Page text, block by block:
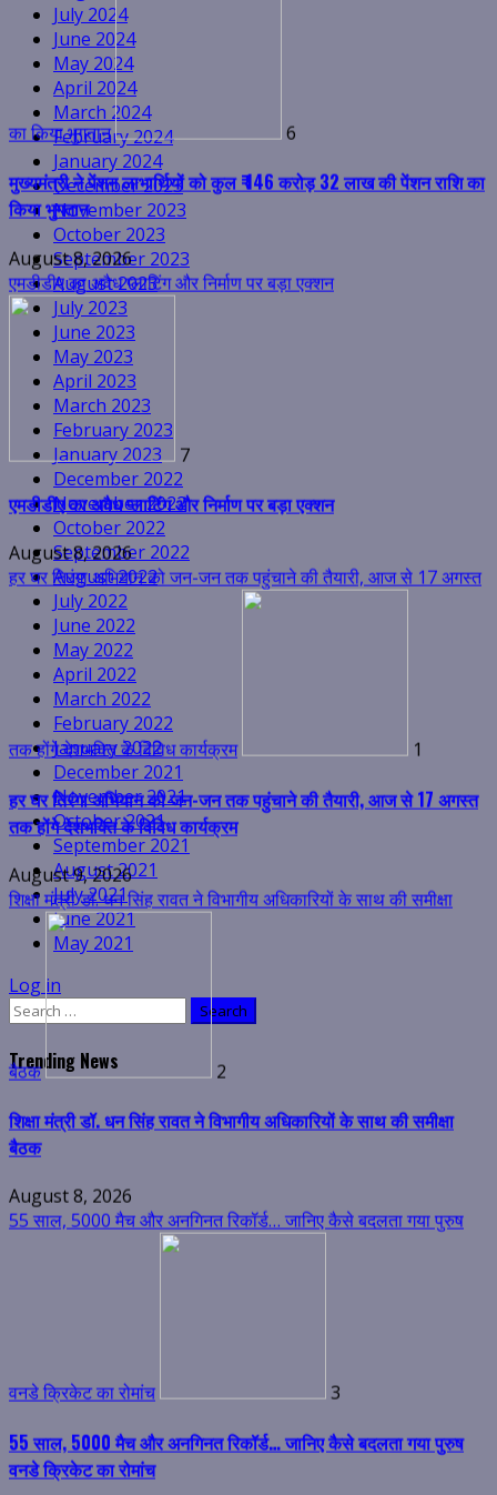
July 2024
June 2024
May 2024
April 2024
March 2024
February 2024
January 2024
December 2023
November 2023
October 2023
September 2023
August 2023
July 2023
June 2023
May 2023
April 2023
March 2023
February 2023
January 2023
December 2022
November 2022
October 2022
September 2022
August 2022
July 2022
June 2022
May 2022
April 2022
March 2022
February 2022
January 2022
December 2021
November 2021
October 2021
September 2021
August 2021
July 2021
June 2021
May 2021
Log in
Search
Trending News
मुख्यमंत्री ने पेंशन लाभार्थियों को कुल ₹ 146 करोड़ 32 लाख की पेंशन राशि का
किया भुगतान
August 8, 2026
एमडीडीए का अवैध प्लाटिंग और निर्माण पर बड़ा एक्शन
एमडीडीए का अवैध प्लाटिंग और निर्माण पर बड़ा एक्शन
August 8, 2026
हर घर तिरंगा अभियान को जन-जन तक पहुंचाने की तैयारी, आज से 17 अगस्त
तक होंगे देशभक्ति के विविध कार्यक्रम
हर घर तिरंगा अभियान को जन-जन तक पहुंचाने की तैयारी, आज से 17 अगस्त
तक होंगे देशभक्ति के विविध कार्यक्रम
August 9, 2026
शिक्षा मंत्री डॉ. धन सिंह रावत ने विभागीय अधिकारियों के साथ की समीक्षा
बैठक
शिक्षा मंत्री डॉ. धन सिंह रावत ने विभागीय अधिकारियों के साथ की समीक्षा
बैठक
August 8, 2026
55 साल, 5000 मैच और अनगिनत रिकॉर्ड… जानिए कैसे बदलता गया पुरुष
August 8, 2026
बार-बार फूल रही है सांस तो न करें नजरअंदाज, दिल से लेकर फेफड़ों तक इन